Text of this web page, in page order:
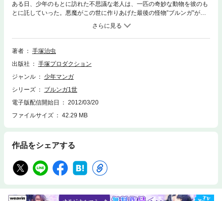
ある日、少年のもとに訪れた不思議な老人は、一匹の奇妙な動物を彼のも
とに託していった。悪魔がこの世に作りあげた最後の怪物”ブルンガ”が、
人間界に災厄をもたらすべく暴れまわる!! SFドラマの名作、ここに登場!
著者
手塚治虫
出版社
手塚プロダクション
ジャンル
少年マンガ
シリーズ
ブルンガ1世
電子版配信開始日
2012/03/20
ファイルサイズ
42.29 MB
作品をシェアする